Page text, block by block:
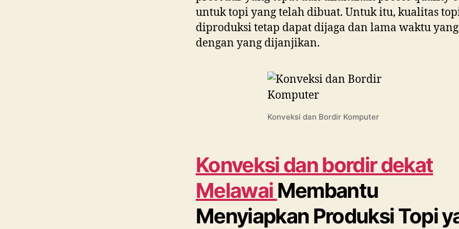
untuk topi yang telah dibuat. Untuk itu, kualitas
diproduksi tetap dapat dijaga dan lama waktu yang
dengan yang dijanjikan.
Konveksi dan Bordir Komputer
Konveksi dan bordir dekat
Melawai Membantu
Menyiapkan Produksi Topi